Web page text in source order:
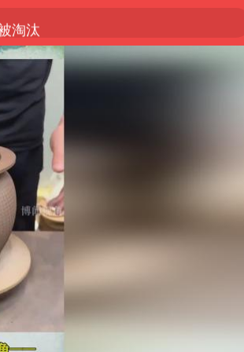
淘汰
知
接近13个浙江那么大
人
闹海挑衅图谋
制